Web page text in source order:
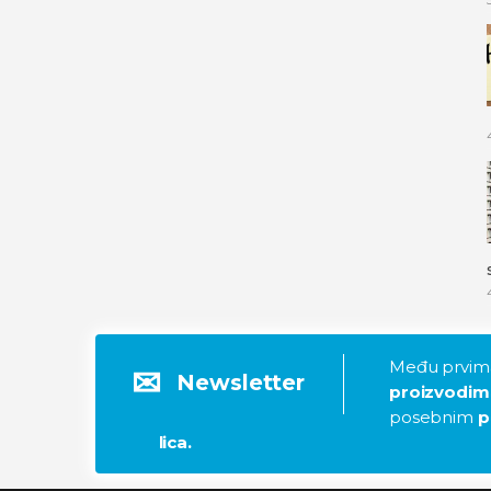
Newsletter
Među
posebnim
lica.